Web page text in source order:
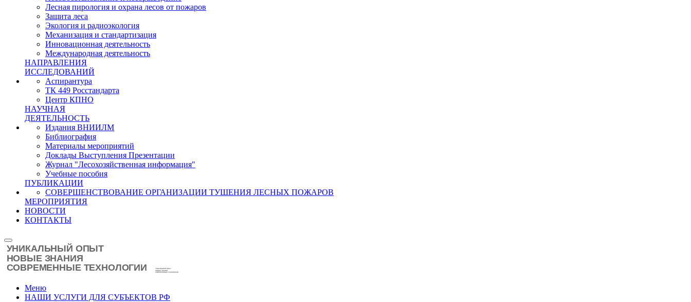
Лесная пирология и охрана лесов от пожаров
Защита леса
Экология и радиоэкология
Механизация и стандартизация
Инновационная деятельность
Международная деятельность
НАПРАВЛЕНИЯ
ИССЛЕДОВАНИЙ
Аспирантура
ТК 449 Росстандарта
Центр КПНО
НАУЧНАЯ
ДЕЯТЕЛЬНОСТЬ
Издания ВНИИЛМ
Библиография
Материалы мероприятий
Доклады Выступления Презентации
Журнал "Лесохозяйственная информация"
Учебные пособия
ПУБЛИКАЦИИ
СОВЕРШЕНСТВОВАНИЕ ОРГАНИЗАЦИИ ТУШЕНИЯ ЛЕСНЫХ ПОЖАРОВ
МЕРОПРИЯТИЯ
НОВОСТИ
КОНТАКТЫ
Меню
НАШИ УСЛУГИ ДЛЯ СУБЪЕКТОВ РФ